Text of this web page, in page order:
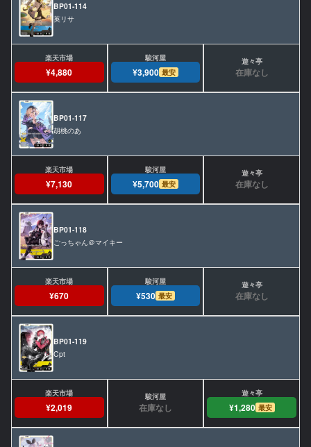
BP01-114
英リサ
¥4,880 ¥3,900 最安 在庫なし
BP01-117
胡桃のあ
¥7,130 ¥5,700 最安 在庫なし
BP01-118
ごっちゃん＠マイキー
¥670 ¥530 最安 在庫なし
BP01-119
Cpt
¥2,019 在庫なし ¥1,280 最安